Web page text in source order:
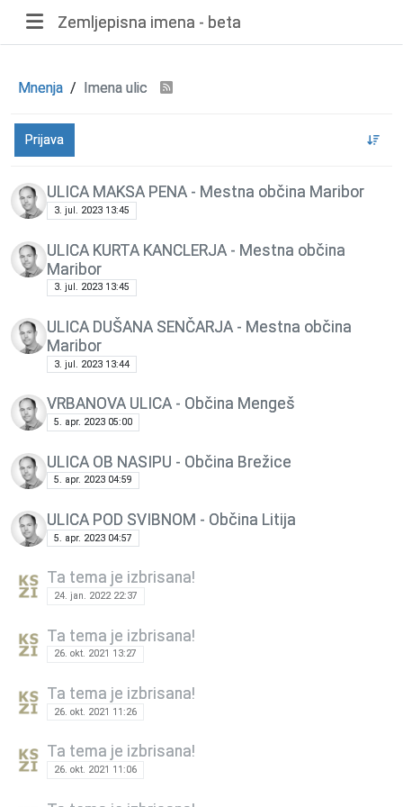
Zemljepisna imena - beta
Mnenja Imena ulic
Prijava
ULICA MAKSA PENA - Mestna občina Maribor
3. jul. 2023 13:45
ULICA KURTA KANCLERJA - Mestna občina
Maribor
3. jul. 2023 13:45
ULICA DUŠANA SENČARJA - Mestna občina
Maribor
3. jul. 2023 13:44
VRBANOVA ULICA - Občina Mengeš
5. apr. 2023 05:00
ULICA OB NASIPU - Občina Brežice
5. apr. 2023 04:59
ULICA POD SVIBNOM - Občina Litija
5. apr. 2023 04:57
Ta tema je izbrisana!
24. jan. 2022 22:37
Ta tema je izbrisana!
26. okt. 2021 13:27
Ta tema je izbrisana!
26. okt. 2021 11:26
Ta tema je izbrisana!
26. okt. 2021 11:06